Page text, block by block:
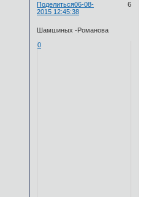
Поделиться 6
06-08-
2015 12:45:38
Шамшиных -Романова
0